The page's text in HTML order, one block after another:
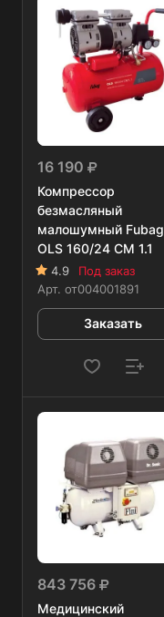
16 190
Компрессор
безмасляный
малошумный Fubag
OLS 160/24 CM 1.1
4.9
Под заказ
Арт. от004001891
Заказать
843 756
Медицинский